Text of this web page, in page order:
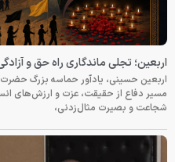
اربعین؛ تجلی ماندگاری راه حق و آزادگی
اربعین حسینی، یادآور حماسه بزرگ حضرت
مسیر دفاع از حقیقت، عزت و ارزش‌های
شجاعت و بصیرت مثال‌زدنی،